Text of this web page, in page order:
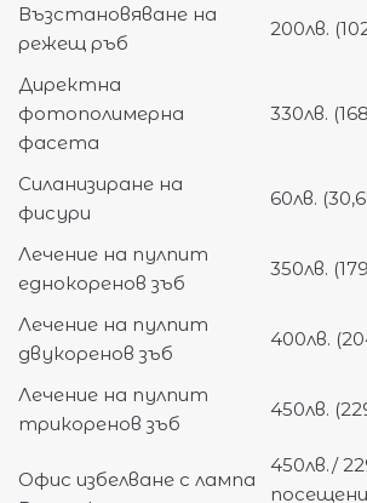
Възстановяване на
режещ ръб
200лв.
Директна
фотополимерна
фасета
330лв.
Силанизиране на
фисури
60лв.
Лечение на пулпит
еднокоренов зъб
350лв.
Лечение на пулпит
двукоренов зъб
400лв.
Лечение на пулпит
трикоренов зъб
450лв.
Офис избелване с лампа
450лв./